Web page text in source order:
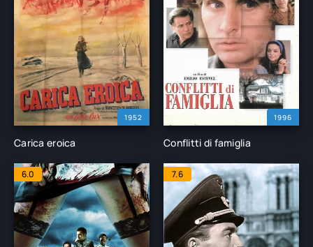
1952
Carica eroica
1996
Conflitti di famiglia
6.0 7.6